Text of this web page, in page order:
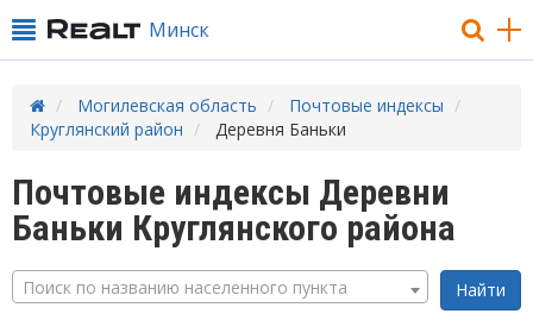
Минск
Могилевская область
Почтовые индексы
Круглянский район
Деревня Баньки
Почтовые индексы Деревни
Баньки Круглянского района
Поиск по названию населенного пункта